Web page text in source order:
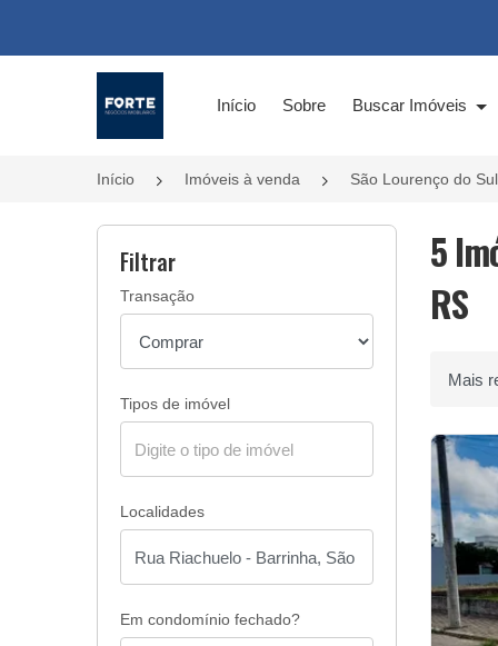
Início Sobre Buscar Imóveis
Início Imóveis à venda São Lourenço do
Filtrar
Transação
Tipos de imóvel
Localidades
Em condomínio fechado?
5
RS
Ordenar